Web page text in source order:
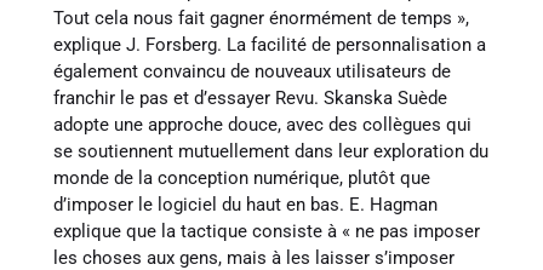
Tout cela nous fait gagner énormément de temps »,
explique J. Forsberg. La facilité de personnalisation a
également convaincu de nouveaux utilisateurs de
franchir le pas et d’essayer Revu. Skanska Suède
adopte une approche douce, avec des collègues qui
se soutiennent mutuellement dans leur exploration du
monde de la conception numérique, plutôt que
d’imposer le logiciel du haut en bas. E. Hagman
explique que la tactique consiste à « ne pas imposer
les choses aux gens, mais à les laisser s’imposer